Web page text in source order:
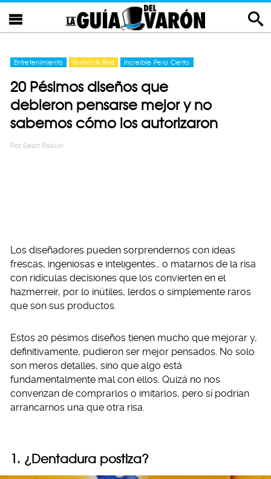
Entretenimiento Humor & Risa Increíble Pero Cierto
20 Pésimos diseños que
debieron pensarse mejor y no
sabemos cómo los autorizaron
Por Sean Paskin
Los diseñadores pueden sorprendernos con ideas
frescas, ingeniosas e inteligentes… o matarnos de la risa
con ridículas decisiones que los convierten en el
hazmerreír, por lo inútiles, lerdos o simplemente raros
que son sus productos.
Estos 20 pésimos diseños tienen mucho que mejorar y,
definitivamente, pudieron ser mejor pensados. No solo
son meros detalles, sino que algo está
fundamentalmente mal con ellos. Quizá no nos
convenzan de comprarlos o imitarlos, pero sí podrían
arrancarnos una que otra risa.
1. ¿Dentadura postiza?